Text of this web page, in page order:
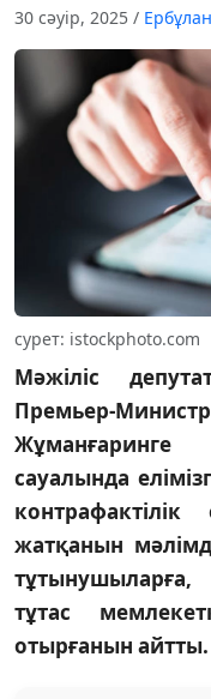
30 сәуір, 2025 /
сурет: istockphoto.com
Мәжіліс
Премьер-
сауалында
жатқанын
тұтас
отырғанын айтты.